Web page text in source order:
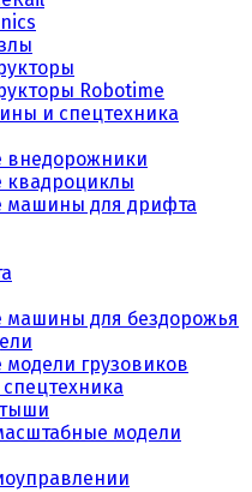
Robotime
и спецтехника
внедорожники
квадроциклы
машины для дрифта
машины для бездорожья
грузовиков
модели